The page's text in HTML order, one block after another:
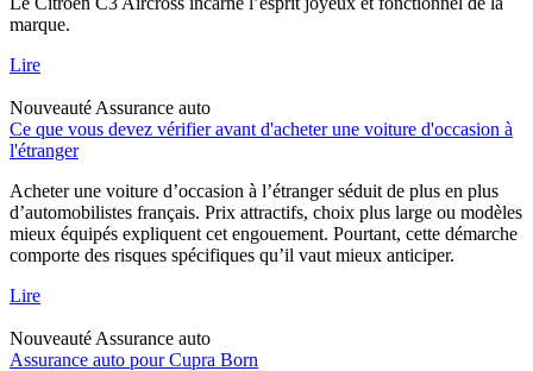
marque.
Lire
Nouveauté Assurance auto
Ce que vous devez vérifier avant d'acheter une voiture d'occasion à
l'étranger
Acheter une voiture d’occasion à l’étranger séduit de plus en plus
d’automobilistes français. Prix attractifs, choix plus large ou modèles
mieux équipés expliquent cet engouement. Pourtant, cette démarche
comporte des risques spécifiques qu’il vaut mieux anticiper.
Lire
Nouveauté Assurance auto
Assurance auto pour Cupra Born